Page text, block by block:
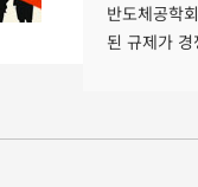
반도체공학
된 규제가